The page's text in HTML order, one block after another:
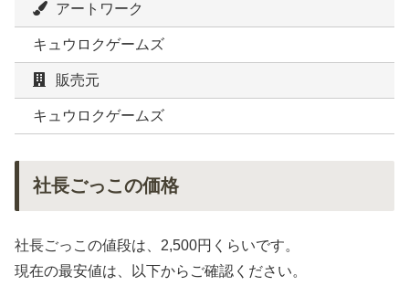
アートワーク
キュウロクゲームズ
販売元
キュウロクゲームズ
社長ごっこの価格
社長ごっこの値段は、2,500円くらいです。
現在の最安値は、以下からご確認ください。